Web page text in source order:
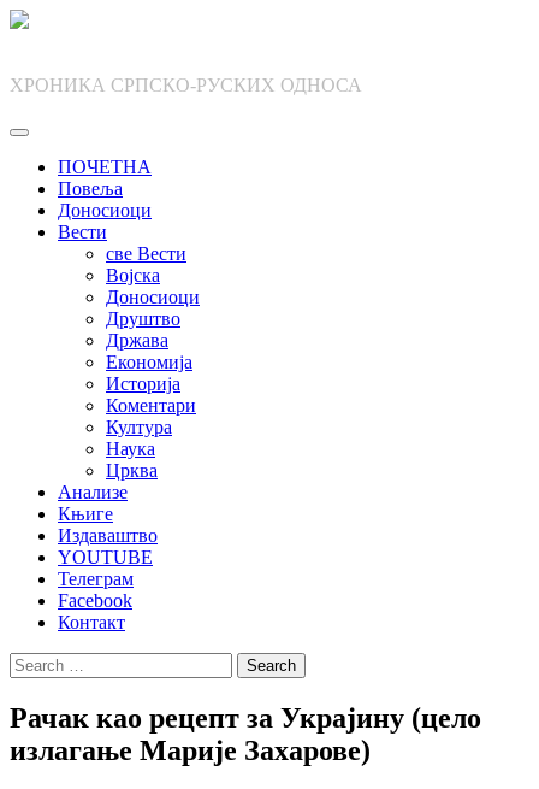
Skip
ХРОНИКА СРПСКО-РУСКИХ ОДНОСА
ПОЧЕТНА
Повеља
Доносиоци
Вести
све Вести
Војска
Доносиоци
Друштво
Држава
Економија
Историја
Коментари
Култура
Наука
Црква
Анализе
Књиге
Издаваштво
YOUTUBE
Телеграм
Facebook
Контакт
Search
for:
Рачак као рецепт за Украјину (цело
излагање Марије Захарове)